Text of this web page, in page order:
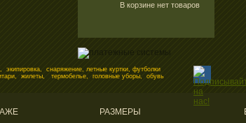
В корзине нет товаров
снаряжение, летные куртки, футболки
жилеты, термобелье, головные уборы, обувь
РАЗМЕРЫ